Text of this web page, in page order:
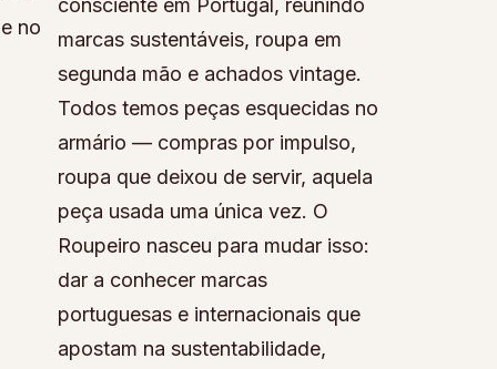
no
consciente em Portugal, reunindo
marcas sustentáveis, roupa em
segunda mão e achados vintage.
Todos temos peças esquecidas no
armário — compras por impulso,
roupa que deixou de servir, aquela
peça usada uma única vez. O
Roupeiro nasceu para mudar isso:
dar a conhecer marcas
portuguesas e internacionais que
apostam na sustentabilidade,